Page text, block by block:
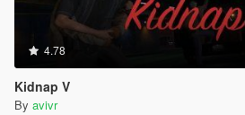
4.78
Kidnap V
By avivr